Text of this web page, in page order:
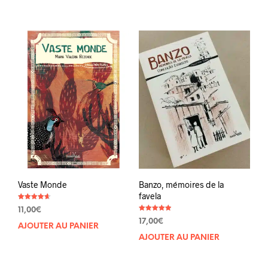
Vaste Monde
Note
4.67
11,00€
AJOUTER AU PANIER
Banzo, mémoires de la
favela
Note
4.90
17,00€
AJOUTER AU PANIER